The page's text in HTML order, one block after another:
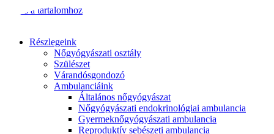
Ugrás a tartalomhoz
Részlegeink
Nőgyógyászati osztály
Szülészet
Várandósgondozó
Ambulanciáink
Általános nőgyógyászat
Nőgyógyászati endokrinológiai ambulancia
Gyermeknőgyógyászati ambulancia
Reproduktív sebészeti ambulancia